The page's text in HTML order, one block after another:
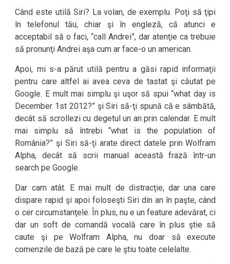
Când este utilă Siri? La volan, de exemplu. Poţi să ţipi
în telefonul tău, chiar şi în engleză, că atunci e
acceptabil să o faci, “call Andrei”, dar atenţie ca trebuie
să pronunţi Andrei aşa cum ar face-o un american.
Apoi, mi s-a părut utilă pentru a găsi rapid informaţii
pentru care altfel ai avea ceva de tastat şi căutat pe
Google. E mult mai simplu şi uşor să spui “what day is
December 1st 2012?” şi Siri să-ţi spună că e sâmbătă,
decât să scrollezi cu degetul un an prin calendar. E mult
mai simplu să întrebi “what is the population of
România?” şi Siri să-ţi arate direct datele prin Wolfram
Alpha, decât să scrii manual această frază într-un
search pe Google.
Dar cam atât. E mai mult de distracţie, dar una care
dispare rapid şi apoi foloseşti Siri din an în paşte, când
o cer circumstanţele. În plus, nu e un feature adevărat, ci
dar un soft de comandă vocală care în plus ştie să
caute şi pe Wolfram Alpha, nu doar să execute
comenzile de bază pe care le ştiu toate celelalte.